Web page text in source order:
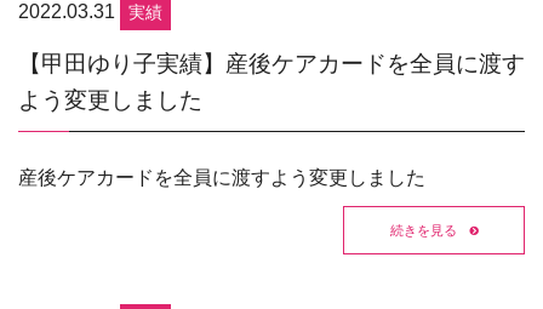
2022.03.31 実績
【甲田ゆり子実績】産後ケアカードを全員に渡す
よう変更しました
産後ケアカードを全員に渡すよう変更しました
続きを見る